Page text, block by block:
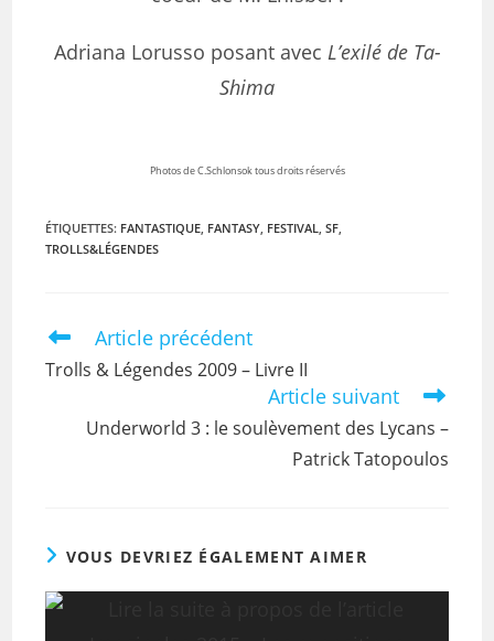
Adriana Lorusso posant avec L’exilé de Ta-
Shima
Photos de C.Schlonsok tous droits réservés
ÉTIQUETTES: FANTASTIQUE, FANTASY, FESTIVAL, SF,
TROLLS&LÉGENDES
Article précédent
Trolls & Légendes 2009 – Livre II
Article suivant
Underworld 3 : le soulèvement des Lycans –
Patrick Tatopoulos
VOUS DEVRIEZ ÉGALEMENT AIMER